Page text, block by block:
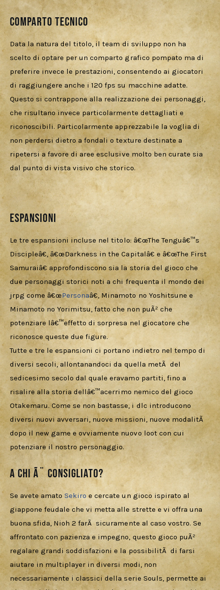
Comparto Tecnico
Data la natura del titolo, il team di sviluppo non ha
scelto di optare per un comparto grafico pompato ma di
preferire invece le prestazioni, consentendo ai giocatori
di raggiungere anche i 120 fps su macchine adatte.
Questo si contrappone alla realizzazione dei personaggi,
che risultano invece particolarmente dettagliati e
riconoscibili. Particolarmente apprezzabile la voglia di
non perdersi dietro a fondali o texture destinate a
ripetersi a favore di aree esclusive molto ben curate sia
dal punto di vista visivo che storico.
Espansioni
Le tre espansioni incluse nel titolo: â€œThe Tenguâ€™s
Discipleâ€, â€œDarkness in the Capitalâ€ e â€œThe First
Samuraiâ€ approfondiscono sia la storia del gioco che
due personaggi storici noti a chi frequenta il mondo dei
jrpg come â€œPersonaâ€, Minamoto no Yoshitsune e
Minamoto no Yorimitsu, fatto che non puÃ² che
potenziare lâ€™effetto di sorpresa nel giocatore che
riconosce queste due figure.
Tutte e tre le espansioni ci portano indietro nel tempo di
diversi secoli, allontanandoci da quella metÃ  del
sedicesimo secolo dal quale eravamo partiti, fino a
risalire alla storia dellâ€™acerrimo nemico del gioco
Otakemaru. Come se non bastasse, i dlc introducono
diversi nuovi avversari, nuove missioni, nuove modalitÃ
dopo il new game e ovviamente nuovo loot con cui
potenziare il nostro personaggio.
A chi Ã¨ consigliato?
Se avete amato Sekiro e cercate un gioco ispirato al
giappone feudale che vi metta alle strette e vi offra una
buona sfida, Nioh 2 farÃ  sicuramente al caso vostro. Se
affrontato con pazienza e impegno, questo gioco puÃ²
regalare grandi soddisfazioni e la possibilitÃ  di farsi
aiutare in multiplayer in diversi modi, non
necessariamente i classici della serie Souls, permette ai